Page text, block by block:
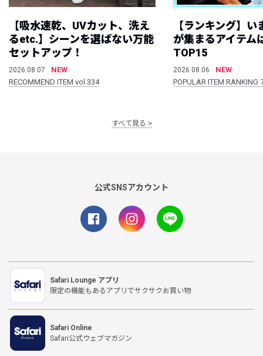
【吸水速乾、UVカット、洗え
るetc.】シーンを選ばない万能
セットアップ！
2026.08.07
NEW
RECOMMEND ITEM vol.334
【ランキング】
が集まるアイテム
TOP15
2026.08.06
NEW
POPULAR ITEM
すべて見る
公式SNSアカウント
Safari Lounge アプリ
限定の機能もあるアプリでサクサクお買い物
Safari Online
Safari公式ウェブマガジン